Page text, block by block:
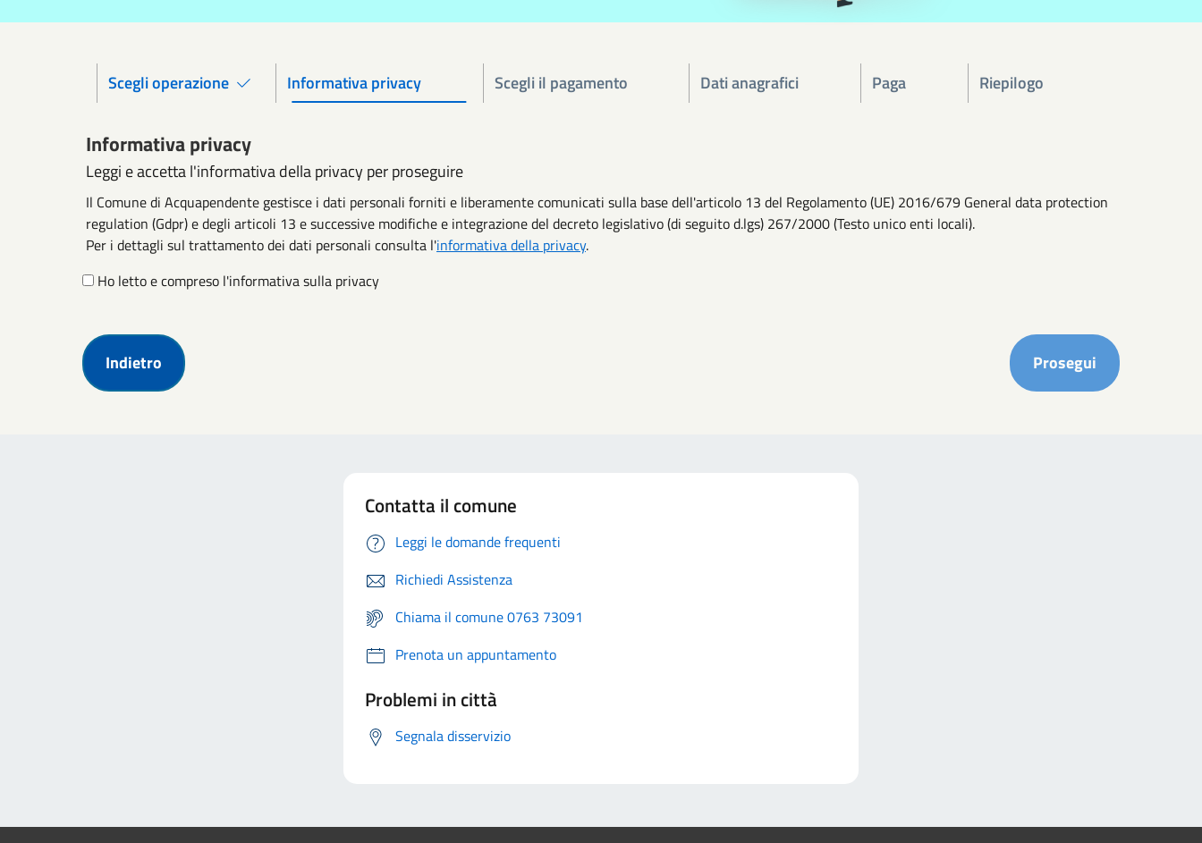
Scegli operazione Informativa privacy Scegli il pagamento Dati anagrafici Paga Riepilogo
Informativa privacy
Leggi e accetta l'informativa della privacy per proseguire
Il Comune di Acquapendente gestisce i dati personali forniti e liberamente comunicati sulla base dell'articolo 13 del Regolamento (UE) 2016/679 General data protection
regulation (Gdpr) e degli articoli 13 e successive modifiche e integrazione del decreto legislativo (di seguito d.lgs) 267/2000 (Testo unico enti locali).
Per i dettagli sul trattamento dei dati personali consulta l'informativa della privacy.
Ho letto e compreso l'informativa sulla privacy
Indietro Prosegui
Contatta il comune
Leggi le domande frequenti
Richiedi Assistenza
Chiama il comune 0763 73091
Prenota un appuntamento
Problemi in città
Segnala disservizio